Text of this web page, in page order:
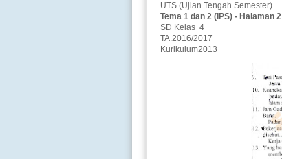
UTS (Ujian Tengah Semester)
Tema 1 dan 2 (IPS) - Halaman 2
SD Kelas 4
TA.2016/2017
Kurikulum2013